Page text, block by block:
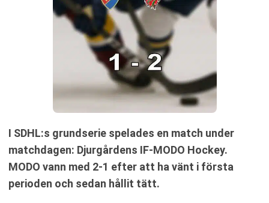
I SDHL:s grundserie spelades en match under
matchdagen: Djurgårdens IF-MODO Hockey.
MODO vann med 2-1 efter att ha vänt i första
perioden och sedan hållit tätt.